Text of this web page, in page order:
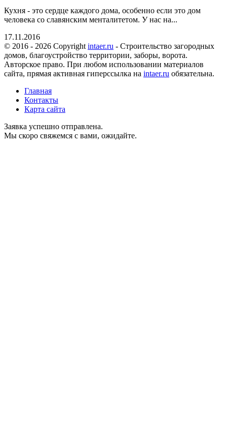
Кухня - это сердце каждого дома, особенно если это дом
человека со славянским менталитетом. У нас на...
17.11.2016
© 2016 - 2026 Copyright intaer.ru - Cтроительство загородных
домов, благоустройство территории, заборы, ворота.
Авторское право. При любом использовании материалов
сайта, прямая активная гиперссылка на intaer.ru обязательна.
Главная
Контакты
Карта сайта
Заявка успешно отправлена.
Мы скоро свяжемся с вами, ожидайте.